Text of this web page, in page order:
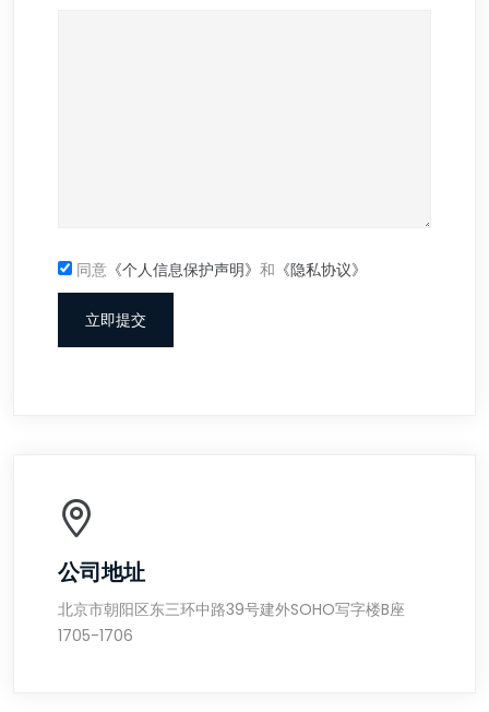
同意 《个人信息保护声明》 和 《隐私协议》
立即提交
公司地址
北京市朝阳区东三环中路39号建外SOHO写字楼B座
1705-1706